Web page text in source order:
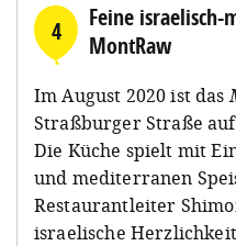
4
Feine
MontRaw
Im August 2020 ist das
Straßburger Straße
Die Küche spielt mit
und mediterranen
Restaurantleiter
israelische